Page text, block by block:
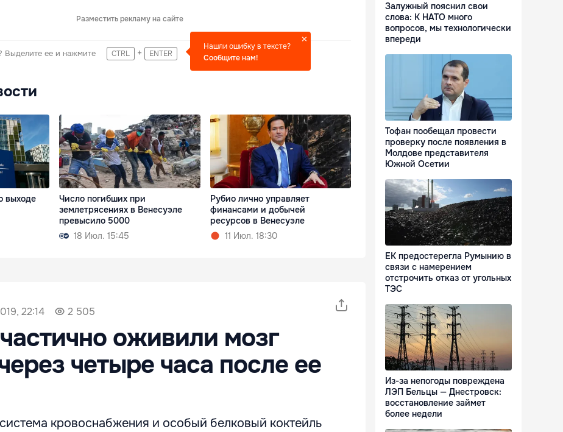
Разместить рекламу на сайте
Выделите ее и нажмите CTRL + ENTER
Нашли ошибку в тексте?
Сообщите нам!
выходе
Число погибших при
землетрясениях в Венесуэле
превысило 5000
18 Июл. 15:45
Рубио лично управляет
финансами и добычей
ресурсов в Венесуэле
11 Июл. 18:30
22:14 2 505
оживили мозг
четыре часа после ее
кровоснабжения и особый белковый коктейль
Залужный пояснил свои
слова: К НАТО много
вопросов, мы технологически
впереди
Тофан пообещал провести
проверку после появления в
Молдове представителя
Южной Осетии
ЕК предостерегла Румынию в
связи с намерением
отстрочить отказ от угольных
ТЭС
Из-за непогоды повреждена
ЛЭП Бельцы — Днестровск:
восстановление займет
более недели